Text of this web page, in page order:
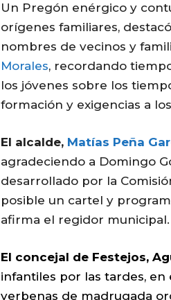
Un Pregón enérgico y
orígenes familiares,
nombres de vecinos y
Morales, recordando
los jóvenes sobre los
formación y exigencias a
El alcalde, Matías Peña
agradeciendo a Domingo
desarrollado por la
posible un cartel y
afirma el regidor municipal.
El concejal de Festejos,
infantiles por las tardes,
verbenas de madrugada